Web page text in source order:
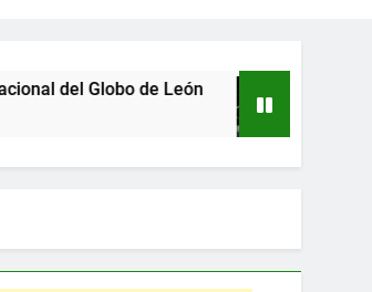
del Globo de León